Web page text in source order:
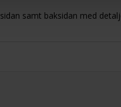
samt baksidan med